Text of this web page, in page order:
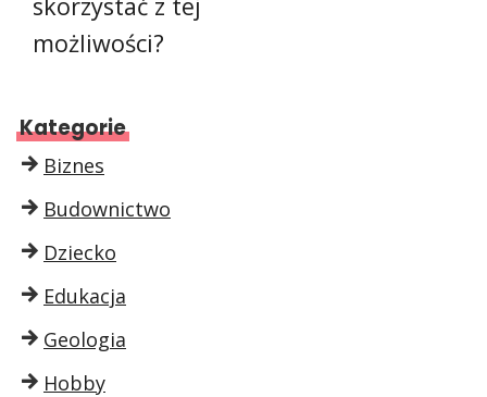
możliwości?
Kategorie
Biznes
Budownictwo
Dziecko
Edukacja
Geologia
Hobby